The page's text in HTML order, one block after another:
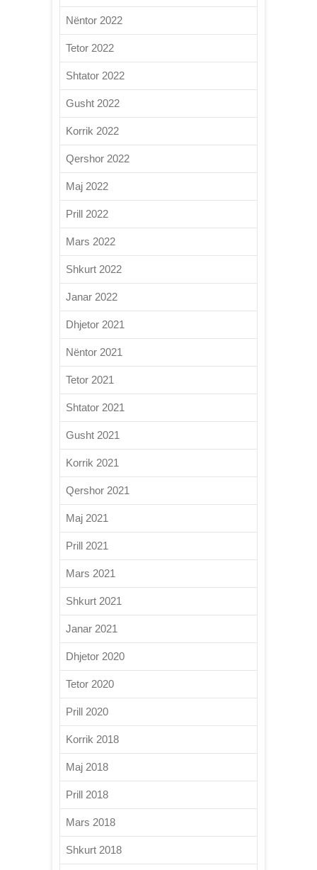
Nëntor 2022
Tetor 2022
Shtator 2022
Gusht 2022
Korrik 2022
Qershor 2022
Maj 2022
Prill 2022
Mars 2022
Shkurt 2022
Janar 2022
Dhjetor 2021
Nëntor 2021
Tetor 2021
Shtator 2021
Gusht 2021
Korrik 2021
Qershor 2021
Maj 2021
Prill 2021
Mars 2021
Shkurt 2021
Janar 2021
Dhjetor 2020
Tetor 2020
Prill 2020
Korrik 2018
Maj 2018
Prill 2018
Mars 2018
Shkurt 2018